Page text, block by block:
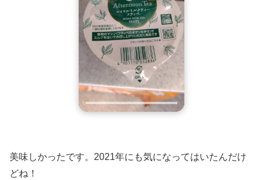
美味しかったです。2021年にも気になってはいたんだけ
どね！